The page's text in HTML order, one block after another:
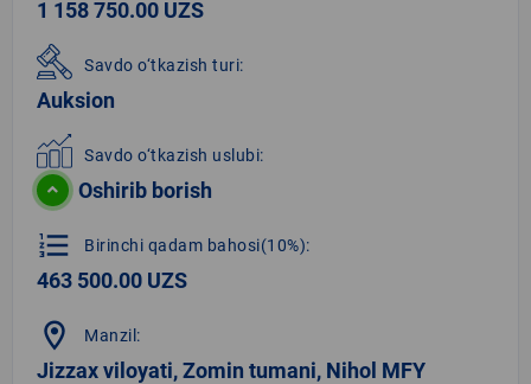
1 158 750.00 UZS
Savdo o‘tkazish turi:
Auksion
Savdo o‘tkazish uslubi:
Oshirib borish
format_list_numbered Birinchi qadam bahosi(10%):
463 500.00 UZS
location_on Manzil:
Jizzax viloyati, Zomin tumani, Nihol MFY